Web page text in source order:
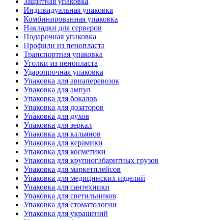
Индивидуальная упаковка
Комбинированная упаковка
Накладки для серверов
Подарочная упаковка
Профили из пенопласта
Транспортная упаковка
Уголки из пенопласта
Ударопрочная упаковка
Упаковка для авиаперевозок
Упаковка для ампул
Упаковка для бокалов
Упаковка для дозаторов
Упаковка для духов
Упаковка для зеркал
Упаковка для кальянов
Упаковка для керамики
Упаковка для косметики
Упаковка для крупногабаритных грузов
Упаковка для маркетплейсов
Упаковка для медицинских изделий
Упаковка для сантехники
Упаковка для светильников
Упаковка для стоматологии
Упаковка для украшений